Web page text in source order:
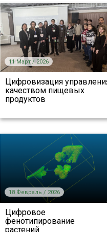
11 Март / 2026
Цифровизация
качеством пищевых
продуктов
18 Февраль / 2026
Цифровое
фенотипирование
растений